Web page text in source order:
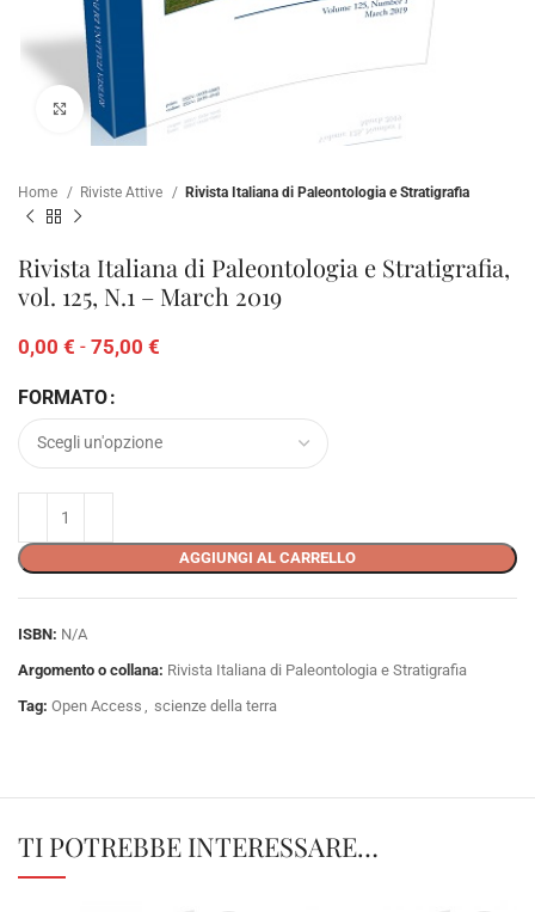
Clicca per ampliare
Home Riviste Attive Rivista Italiana di Paleontologia e Stratigrafia
Rivista Italiana di Paleontologia e Stratigrafia,
vol. 125, N.1 – March 2019
0,00 € - 75,00 €
FORMATO
AGGIUNGI AL CARRELLO
ISBN: N/A
Argomento o collana: Rivista Italiana di Paleontologia e Stratigrafia
Tag: Open Access scienze della terra
TI POTREBBE INTERESSARE…